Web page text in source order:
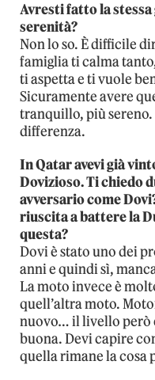
Avresti fatto la stessa
serenità?
Non lo so. È difficile
famiglia ti calma
ti aspetta e ti vuole
Sicuramente avere
tranquillo, più
differenza.
In Qatar avevi già
Dovizioso. Ti chiedo
avversario come
riuscita a battere la
questa?
Dovi è stato uno dei
anni e quindi sì,
La moto invece è
quell’altra moto.
nuovo… il livello però
buona. Devi capire
quella rimane la cosa